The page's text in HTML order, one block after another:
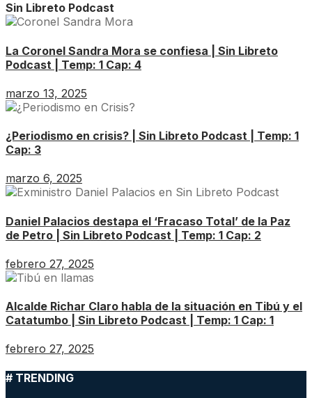
Sin Libreto Podcast
La Coronel Sandra Mora se confiesa | Sin Libreto
Podcast | Temp: 1 Cap: 4
marzo 13, 2025
¿Periodismo en crisis? | Sin Libreto Podcast | Temp: 1
Cap: 3
marzo 6, 2025
Daniel Palacios destapa el ‘Fracaso Total’ de la Paz
de Petro | Sin Libreto Podcast | Temp: 1 Cap: 2
febrero 27, 2025
Alcalde Richar Claro habla de la situación en Tibú y el
Catatumbo | Sin Libreto Podcast | Temp: 1 Cap: 1
febrero 27, 2025
# TRENDING